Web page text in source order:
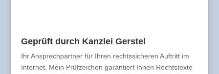
Geprüft durch Kanzlei Gerstel
Ihr Ansprechpartner für Ihren rechtssicheren Auftritt im
Internet. Mein Prüfzeichen garantiert Ihnen Rechtstexte